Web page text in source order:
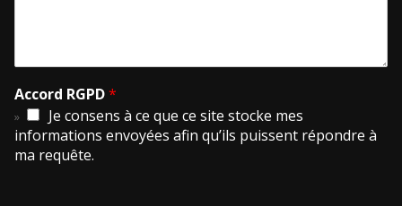
Accord RGPD*
Je consens à ce que ce site stocke mes
informations envoyées afin qu’ils puissent répondre à
ma requête.